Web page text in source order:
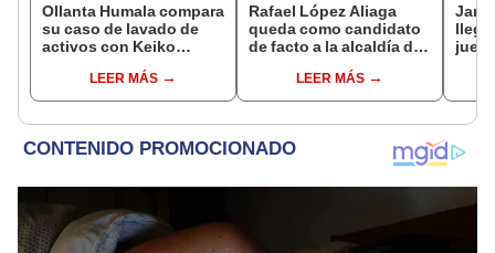
Ollanta Humala compara
su caso de lavado de
activos con Keiko
recibimos, ella sí
recibió"
LEER MÁS
Rafael López Aliaga
queda como candidato
de facto a la alcaldía de
LEER MÁS
juez